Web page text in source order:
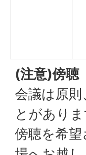
(注意)傍聴
会議は原
とがありま
傍聴を希